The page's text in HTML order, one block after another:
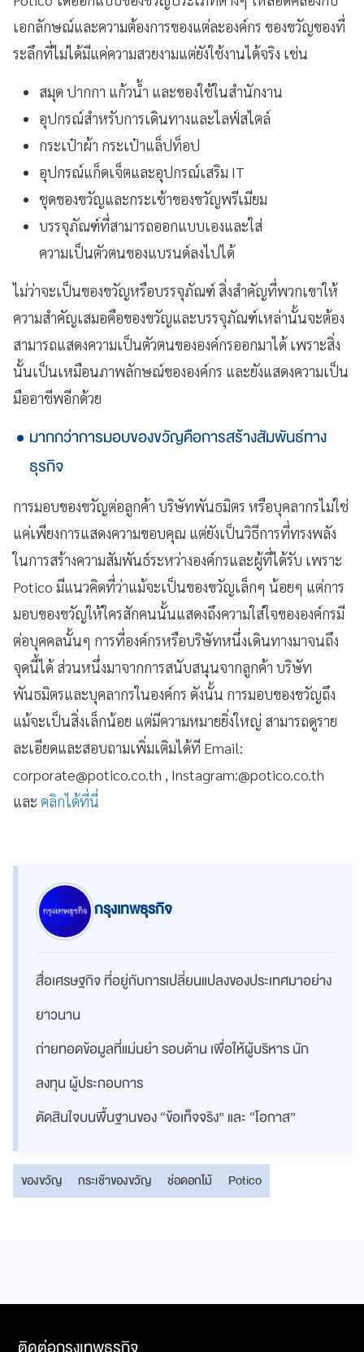
เอกลักษณ์และความต้องการของแต่ละองค์กร ของขวัญของที่
ระลึกที่ไม่ได้มีแค่ความสวยงามแต่ยังใช้งานได้จริง เช่น
สมุด ปากกา แก้วน้ำ และของใช้ในสำนักงาน
อุปกรณ์สำหรับการเดินทางและไลฟ์สไตล์
กระเป๋าผ้า กระเป๋าแล็ปท็อป
อุปกรณ์แก็ดเจ็ตและอุปกรณ์เสริม IT
ชุดของขวัญและกระเช้าของขวัญพรีเมียม
บรรจุภัณฑ์ที่สามารถออกแบบเองและใส่
ความเป็นตัวตนของแบรนด์ลงไปได้
ไม่ว่าจะเป็นของขวัญหรือบรรจุภัณฑ์ สิ่งสำคัญที่พวกเขาให้
ความสำคัญเสมอคือของขวัญและบรรจุภัณฑ์เหล่านั้นจะต้อง
สามารถแสดงความเป็นตัวตนขององค์กรออกมาได้ เพราะสิ่ง
นั้นเป็นเหมือนภาพลักษณ์ขององค์กร และยังแสดงความเป็น
มืออาชีพอีกด้วย
มากกว่าการมอบของขวัญคือการสร้างสัมพันธ์ทาง
ธุรกิจ
การมอบของขวัญต่อลูกค้า บริษัทพันธมิตร หรือบุคลากรไม่ใช่
แค่เพียงการแสดงความขอบคุณ แต่ยังเป็นวิธีการที่ทรงพลัง
ในการสร้างความสัมพันธ์ระหว่างองค์กรและผู้ที่ได้รับ เพราะ
Potico มีแนวคิดที่ว่าแม้จะเป็นของขวัญเล็กๆ น้อยๆ แต่การ
มอบของขวัญให้ใครสักคนนั้นแสดงถึงความใส่ใจขององค์กรมี
ต่อบุคคลนั้นๆ การที่องค์กรหรือบริษัทหนึ่งเดินทางมาจนถึง
จุดนี้ได้ ส่วนหนึ่งมาจากการสนับสนุนจากลูกค้า บริษัท
พันธมิตรและบุคลากรในองค์กร ดังนั้น การมอบของขวัญถึง
แม้จะเป็นสิ่งเล็กน้อย แต่มีความหมายยิ่งใหญ่ สามารถดูราย
ละเอียดและสอบถามเพิ่มเติมได้ที Email:
corporate@potico.co.th , Instagram:@potico.co.th
และ คลิกได้ที่นี่
กรุงเทพธุรกิจ
สื่อเศรษฐกิจ ที่อยู่กับการเปลี่ยนแปลงของประเทศมาอย่าง
ยาวนาน
ถ่ายทอดข้อมูลที่แม่นยำ รอบด้าน เพื่อให้ผู้บริหาร นัก
ลงทุน ผู้ประกอบการ
ตัดสินใจบนพื้นฐานของ “ข้อเท็จจริง” และ “โอกาส”
ของขวัญ กระเช้าของขวัญ ช่อดอกไม้ Potico